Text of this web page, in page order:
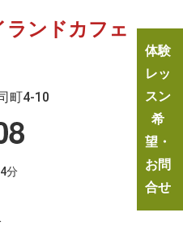
ンドカフェ
町4-10
分
体験
レッ
スン
希
望・
お問
合せ